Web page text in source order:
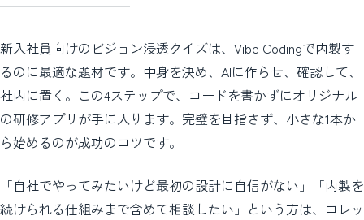
新入社員向けのビジョン浸透クイズは、Vibe Codingで内製す
るのに最適な題材です。中身を決め、AIに作らせ、確認して、
社内に置く。この4ステップで、コードを書かずにオリジナル
の研修アプリが手に入ります。完璧を目指さず、小さな1本か
ら始めるのが成功のコツです。
「自社でやってみたいけど最初の設計に自信がない」「内製を
続けられる仕組みまで含めて相談したい」という方は、コレッ